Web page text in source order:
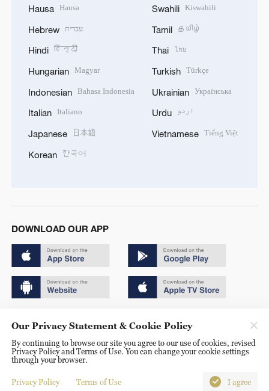
Hausa Hausa
Hebrew עברית
Hindi हिन्दी
Hungarian Magyar
Indonesian Bahasa Indonesia
Italian Italiano
Japanese 日本語
Korean 한국어
Swahili Kiswahili
Tamil தமிழ்
Thai ไทย
Turkish Türkçe
Ukrainian Українська
Urdu اردو
Vietnamese Tiếng Việt
DOWNLOAD OUR APP
京ICP备20000184号
京公网安备 11010502050052号
Disinformation report hotline: 010-85061466
Our Privacy Statement & Cookie Policy
By continuing to browse our site you agree to our use of cookies, revised
Privacy Policy and Terms of Use. You can change your cookie settings
through your browser.
Privacy Policy Terms of Use I agree